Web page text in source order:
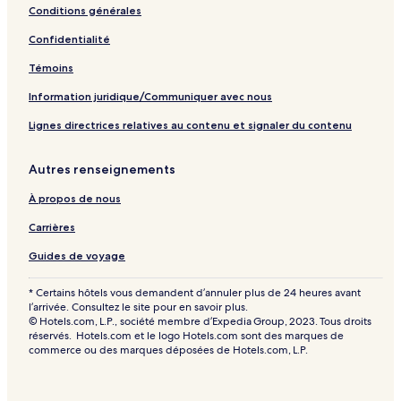
Conditions générales
Confidentialité
Témoins
Information juridique/Communiquer avec nous
Lignes directrices relatives au contenu et signaler du contenu
Autres renseignements
À propos de nous
Carrières
Guides de voyage
* Certains hôtels vous demandent d’annuler plus de 24 heures avant
l’arrivée. Consultez le site pour en savoir plus.
© Hotels.com, L.P., société membre d’Expedia Group, 2023. Tous droits
réservés. Hotels.com et le logo Hotels.com sont des marques de
commerce ou des marques déposées de Hotels.com, L.P.